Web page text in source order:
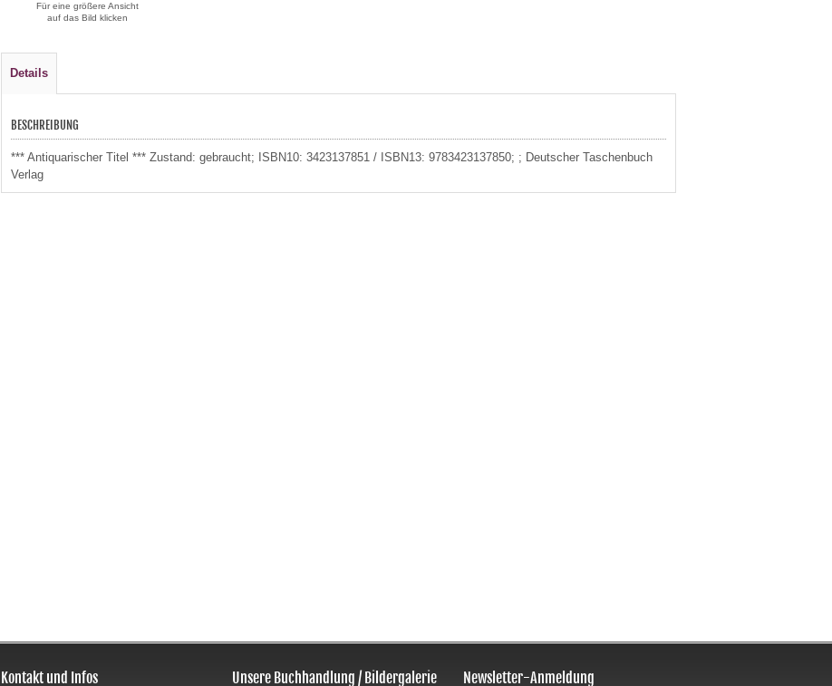
Für eine größere Ansicht
auf das Bild klicken
Details
BESCHREIBUNG
*** Antiquarischer Titel *** Zustand: gebraucht; ISBN10: 3423137851 / ISBN13: 9783423137850; ; Deutscher Taschenbuch
Verlag
Kontakt und Infos Unsere Buchhandlung / Bildergalerie Newsletter-Anmeldung